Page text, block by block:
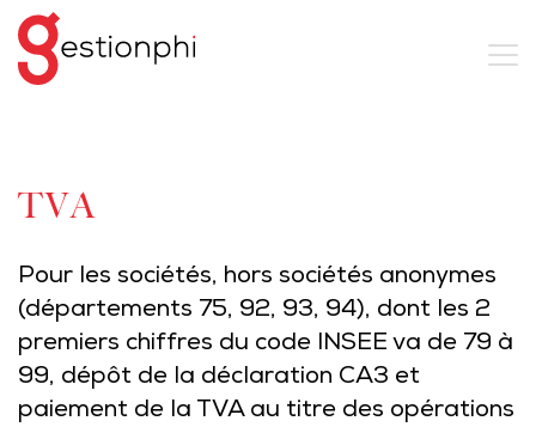
TVA
Pour les sociétés, hors sociétés anonymes
(départements 75, 92, 93, 94), dont les 2
premiers chiffres du code INSEE va de 79 à
99, dépôt de la déclaration CA3 et
paiement de la TVA au titre des opérations